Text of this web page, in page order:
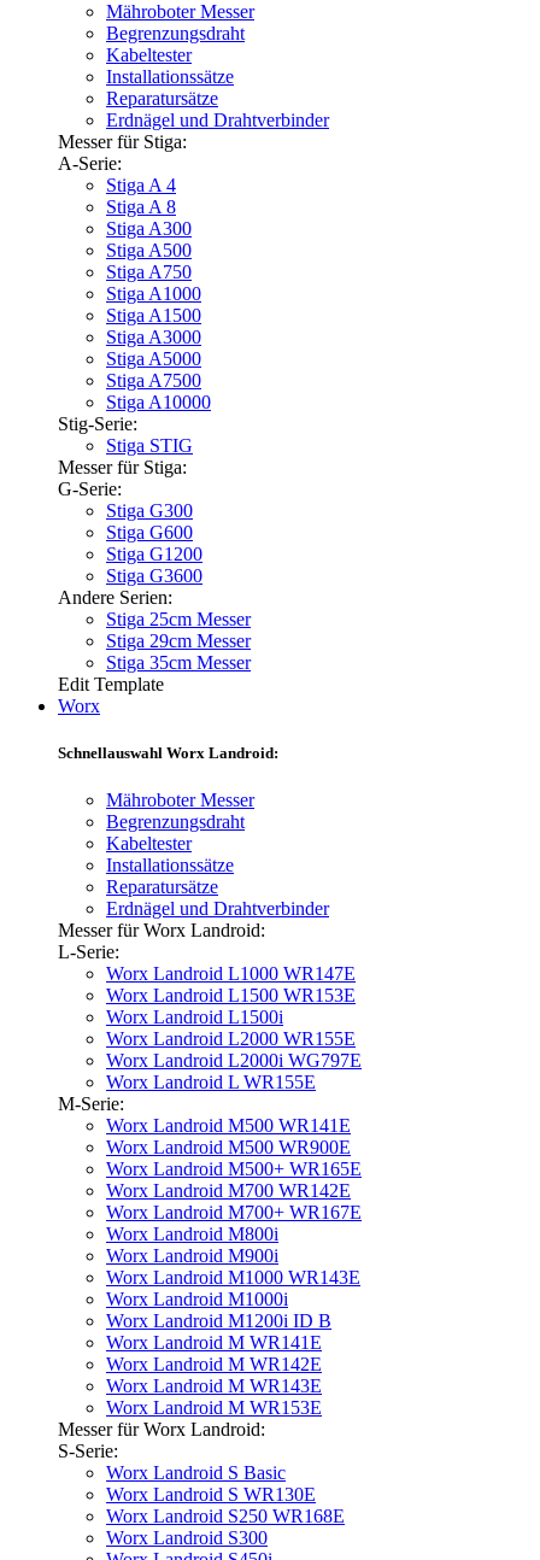
Mähroboter Messer
Begrenzungsdraht
Kabeltester
Installationssätze
Reparatursätze
Erdnägel und Drahtverbinder
Messer für Stiga:
A-Serie:
Stiga A 4
Stiga A 8
Stiga A300
Stiga A500
Stiga A750
Stiga A1000
Stiga A1500
Stiga A3000
Stiga A5000
Stiga A7500
Stiga A10000
Stig-Serie:
Stiga STIG
Messer für Stiga:
G-Serie:
Stiga G300
Stiga G600
Stiga G1200
Stiga G3600
Andere Serien:
Stiga 25cm Messer
Stiga 29cm Messer
Stiga 35cm Messer
Edit Template
Worx
Schnellauswahl Worx Landroid:
Mähroboter Messer
Begrenzungsdraht
Kabeltester
Installationssätze
Reparatursätze
Erdnägel und Drahtverbinder
Messer für Worx Landroid:
L-Serie:
Worx Landroid L1000 WR147E
Worx Landroid L1500 WR153E
Worx Landroid L1500i
Worx Landroid L2000 WR155E
Worx Landroid L2000i WG797E
Worx Landroid L WR155E
M-Serie:
Worx Landroid M500 WR141E
Worx Landroid M500 WR900E
Worx Landroid M500+ WR165E
Worx Landroid M700 WR142E
Worx Landroid M700+ WR167E
Worx Landroid M800i
Worx Landroid M900i
Worx Landroid M1000 WR143E
Worx Landroid M1000i
Worx Landroid M1200i ID B
Worx Landroid M WR141E
Worx Landroid M WR142E
Worx Landroid M WR143E
Worx Landroid M WR153E
Messer für Worx Landroid:
S-Serie:
Worx Landroid S Basic
Worx Landroid S WR130E
Worx Landroid S250 WR168E
Worx Landroid S300